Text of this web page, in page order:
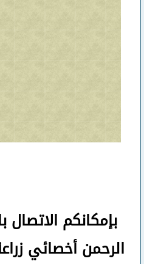
بإمكانكم الاتصال
الرحمنأخصائي